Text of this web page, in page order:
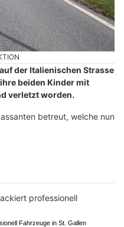
der Italienischen Strasse
beiden Kinder mit
verletzt worden.
betreut, welche nun
Fahrzeuge in St. Gallen